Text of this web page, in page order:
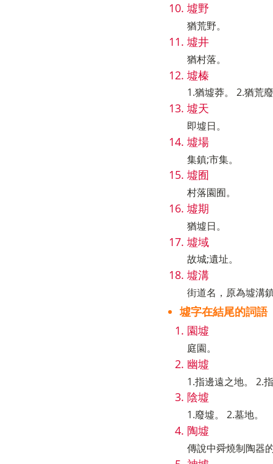
墟野
猶荒野。
墟井
猶村落。
墟榛
1.猶墟莽。 2.猶荒廢
墟天
即墟日。
墟場
集鎮;市集。
墟囿
村落園囿。
墟期
猶墟日。
墟域
故城;遺址。
墟溝
街道名，原為墟溝鎮
墟字在結尾的詞語
園墟
庭園。
幽墟
1.指邊遠之地。 2.指
陰墟
1.廢墟。 2.墓地。
陶墟
傳說中舜燒制陶器的